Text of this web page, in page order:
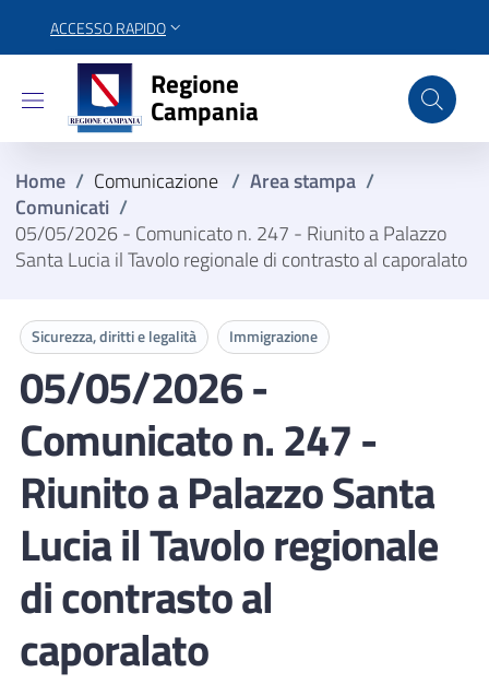
ACCESSO RAPIDO
Regione Campania
Regione
Campania
Home / Comunicazione / Area stampa /
Comunicati /
05/05/2026 - Comunicato n. 247 - Riunito a Palazzo
Santa Lucia il Tavolo regionale di contrasto al caporalato
Sicurezza, diritti e legalità Immigrazione
05/05/2026 -
Comunicato n. 247 -
Riunito a Palazzo Santa
Lucia il Tavolo regionale
di contrasto al
caporalato